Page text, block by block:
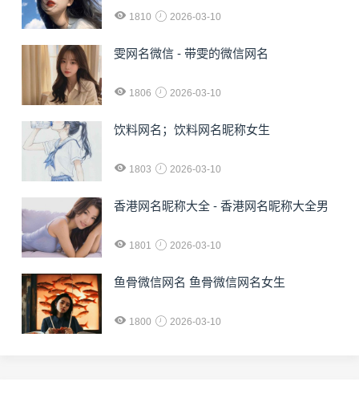
1810 2026-03-10
雯网名微信 - 带雯的微信网名
1806 2026-03-10
饮料网名；饮料网名昵称女生
1803 2026-03-10
香港网名昵称大全 - 香港网名昵称大全男
1801 2026-03-10
鱼骨微信网名 鱼骨微信网名女生
1800 2026-03-10